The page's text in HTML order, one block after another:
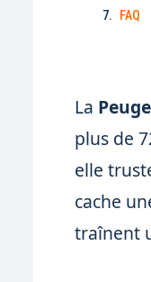
FAQ
La
plus de
elle
cache
traînent